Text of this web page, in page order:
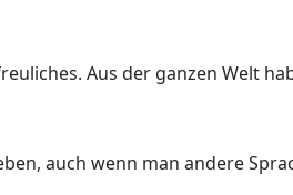
Aus der ganzen Welt
auch wenn man andere